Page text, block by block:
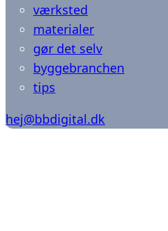
værksted
materialer
gør det selv
byggebranchen
tips
hej@bbdigital.dk